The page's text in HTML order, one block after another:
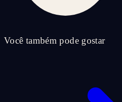
Você também pode gostar